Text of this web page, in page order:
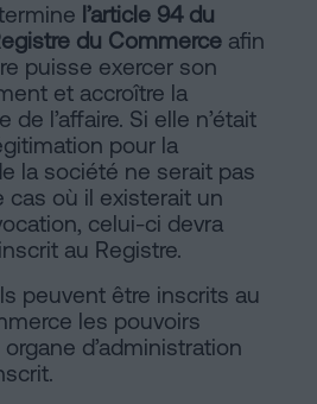
l’article 94 du
du Commerce afin
puisse exercer son
et accroître la
l’affaire. Si elle n’était
pour la
la société ne serait pas
cas où il existerait un
celui-ci devra
au Registre.
peuvent être inscrits au
les pouvoirs
d’administration